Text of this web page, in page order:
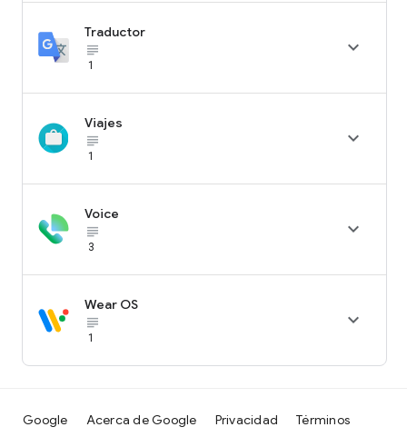
Traductor
subject_black
1

Viajes
subject_black
1

Voice
subject_black
3

Wear OS
subject_black
1

Google Acerca de Google Privacidad Términos